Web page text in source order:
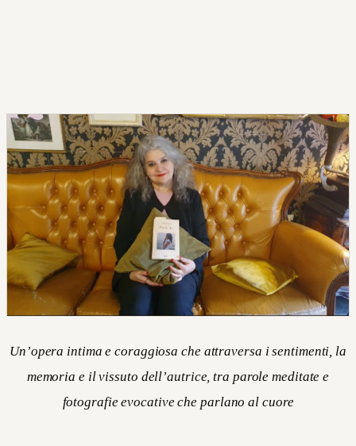
Un’opera intima e coraggiosa che attraversa i sentimenti, la
memoria e il vissuto dell’autrice, tra parole meditate e
fotografie evocative che parlano al cuore